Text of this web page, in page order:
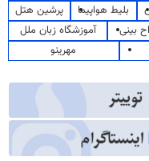
بلیط هواپیما
پرشین هتل
بینی
آموزشگاه زبان ملل
مهرینو